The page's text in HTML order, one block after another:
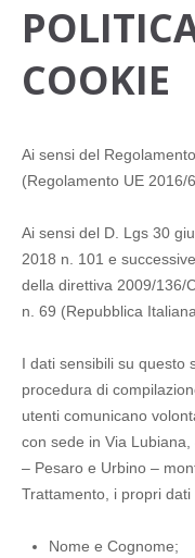
COOKIE
Ai sensi del
(Regolamento UE 2016/
Ai sensi del D. Lgs 30
2018 n. 101 e
della direttiva 2009/136/
n. 69 (Repubblica
I dati sensibili su questo
procedura di
utenti comunicano
con sede in Via
– Pesaro e Urbino –
Trattamento, i propri
Nome e Cognome;